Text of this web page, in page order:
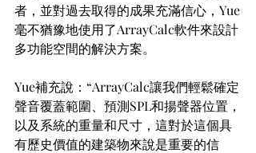
者，並對過去取得的成果充滿信心，Yue
毫不猶豫地使用了ArrayCalc軟件來設計
多功能空間的解決方案。
Yue補充說：“ArrayCalc讓我們輕鬆確定
聲音覆蓋範圍、預測SPL和揚聲器位置，
以及系統的重量和尺寸，這對於這個具
有歷史價值的建築物來說是重要的信